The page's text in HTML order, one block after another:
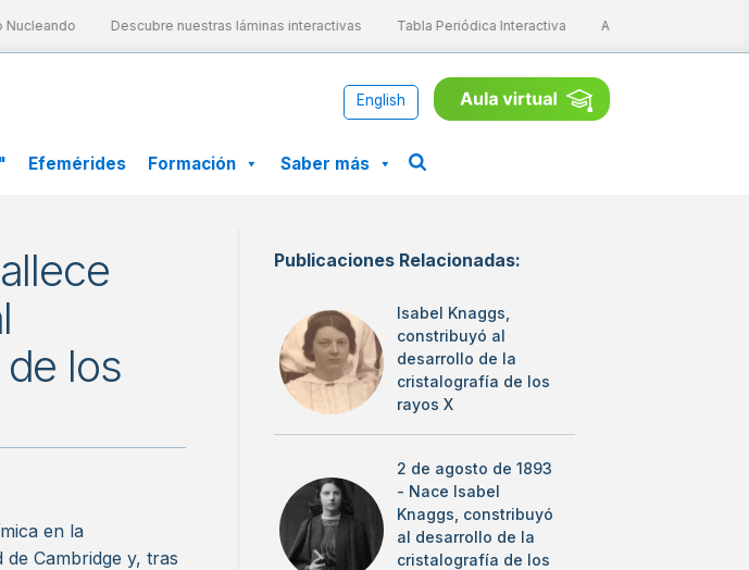
Descubre nuestras láminas interactivas Tabla Periódica Interactiva Aprende ConCiencia
English
Efemérides Formación Saber más
los
en la
de Cambridge y, tras
Publicaciones Relacionadas:
Isabel Knaggs,
constribuyó al
desarrollo de la
cristalografía de los
rayos X
2 de agosto de 1893
- Nace Isabel
Knaggs, constribuyó
al desarrollo de la
cristalografía de los